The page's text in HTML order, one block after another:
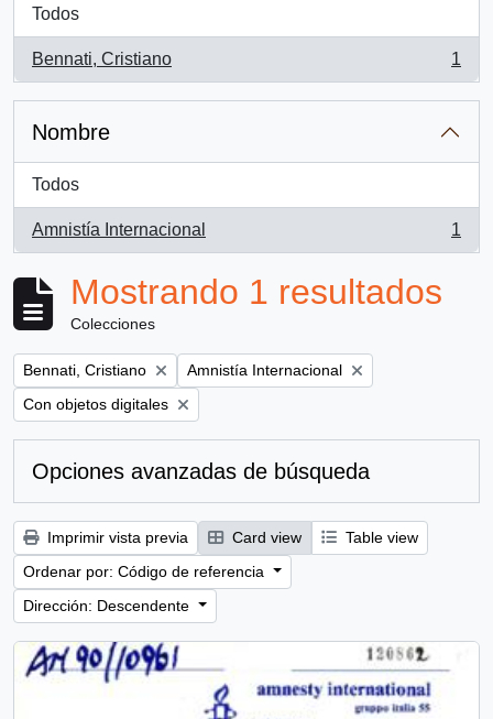
Todos
Bennati, Cristiano
, 1 resultados
1
Nombre
Todos
Amnistía Internacional
, 1 resultados
1
Mostrando 1 resultados
Colecciones
Remove filter:
Bennati, Cristiano Remove filter:
Amnistía Internacional
Remove filter:
Con objetos digitales
Opciones avanzadas de búsqueda
Imprimir vista previa Card view
Table view
Ordenar por: Código de referencia
Dirección: Descendente